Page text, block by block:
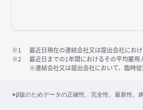
※1
最近日現在の連結会社又は提出会社にお
※2
最近日までの1年間におけるその平均雇用
※連結会社又は提出会社において、臨時
※β版のためデータの正確性、完全性、最新性、